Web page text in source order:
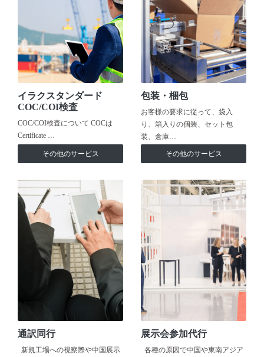
イラクスタンダード
COC/COI検査
COC/COI検査について COCは
Certificate …
その他のサービス
包装・梱包
お客様の要求に従って、袋入
り、箱入りの個装、セット包
装、倉庫…
その他のサービス
通訳同行
新規工場への視察際や中国展示
展示会参加代行
各種の原因で中国や東南アジア